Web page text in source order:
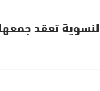
تعقد